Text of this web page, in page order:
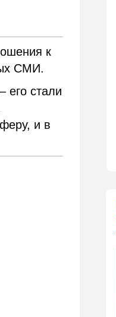
к
СМИ.
его стали
и в